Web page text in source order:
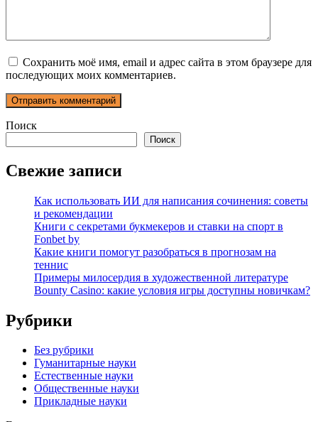
Сохранить моё имя, email и адрес сайта в этом браузере для
последующих моих комментариев.
Поиск
Поиск
Свежие записи
Как использовать ИИ для написания сочинения: советы
и рекомендации
Книги с секретами букмекеров и ставки на спорт в
Fonbet by
Какие книги помогут разобраться в прогнозам на
теннис
Примеры милосердия в художественной литературе
Bounty Casino: какие условия игры доступны новичкам?
Рубрики
Без рубрики
Гуманитарные науки
Естественные науки
Общественные науки
Прикладные науки